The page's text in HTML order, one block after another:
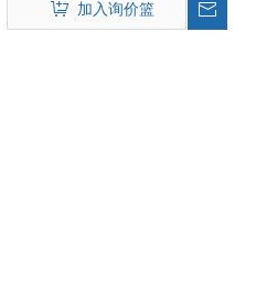
加入询价篮